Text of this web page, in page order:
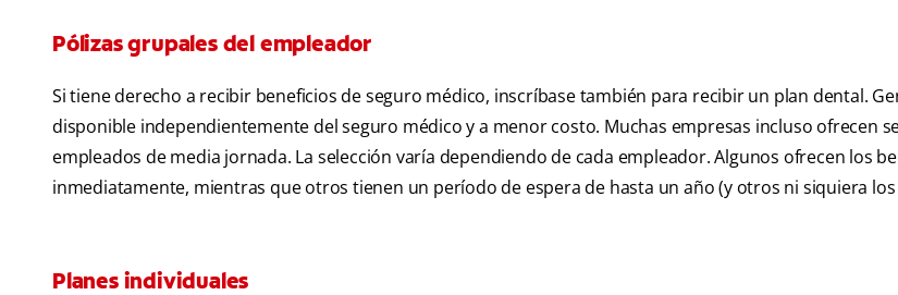
Pólizas grupales del empleador
Si tiene derecho a recibir beneficios de seguro médico, inscríbase también para recibir un plan dental.
disponible independientemente del seguro médico y a menor costo. Muchas empresas incluso ofrecen
empleados de media jornada. La selección varía dependiendo de cada empleador. Algunos ofrecen los
inmediatamente, mientras que otros tienen un período de espera de hasta un año (y otros ni siquiera
Planes individuales